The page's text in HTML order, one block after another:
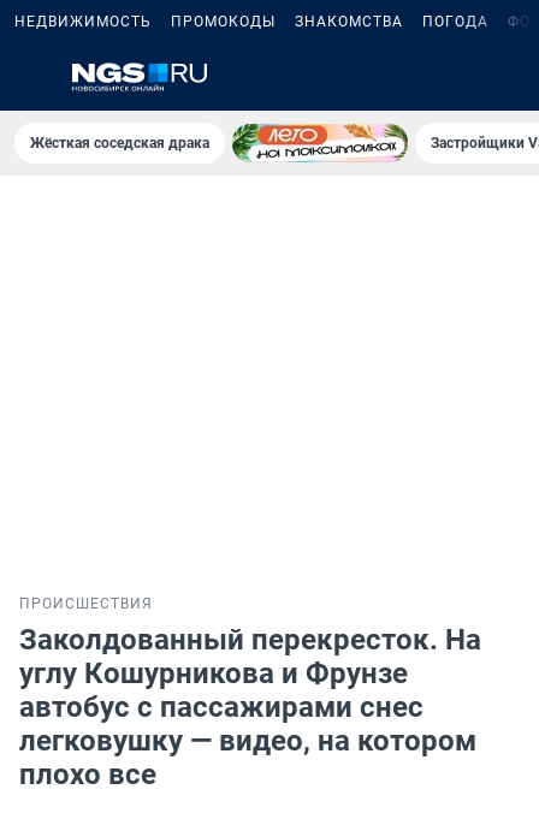
НЕДВИЖИМОСТЬ ПРОМОКОДЫ ЗНАКОМСТВА ПОГОДА
Жёсткая соседская драка Застройщики
ПРОИСШЕСТВИЯ
Заколдованный перекресток. На
углу Кошурникова и Фрунзе
автобус с пассажирами снес
легковушку — видео, на котором
плохо все